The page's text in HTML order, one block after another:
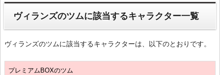
ヴィランズのツムに該当するキャラクター一覧
ヴィランズのツムに該当するキャラクターは、以下のとおりです。
プレミアムBOXのツム